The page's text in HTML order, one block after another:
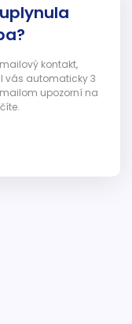
kontakt,
vás automaticky 3
upozorní na